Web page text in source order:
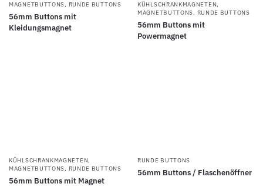
MAGNETBUTTONS, RUNDE BUTTONS
56mm Buttons mit
Kleidungsmagnet
KÜHLSCHRANKMAGNETEN,
MAGNETBUTTONS, RUNDE BUTTONS
56mm Buttons mit
Powermagnet
KÜHLSCHRANKMAGNETEN,
MAGNETBUTTONS, RUNDE BUTTONS
56mm Buttons mit Magnet
RUNDE BUTTONS
56mm Buttons / Flaschenöffner